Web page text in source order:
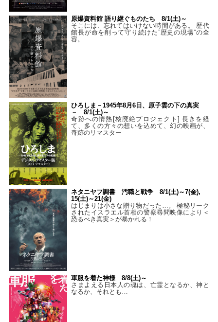
原爆資料館 語り継ぐものたち 8/1(土)～
そこには、忘れてはいけない時間がある。 歴代
館長が命を削って守り続けた”歴史の現場”の全
容。
ひろしま－1945年8月6日、原子雲の下の真実
－ 8/1(土)～
奇跡への情熱[核廃絶プロジェクト] 長きを経
て、多くの方々の想いを込めて、幻の映画が、
奇跡のリマスター
ネタニヤフ調書 汚職と戦争 8/1(土)～7(金),
15(土)～21(金)
はじまりは小さな贈り物だった…。 極秘リーク
されたイスラエル首相の警察尋問映像により＜
恐るべき真実＞が暴かれる！
軍服を着た神様 8/8(土)～
さまよえる日本人の魂は、亡霊となるか、神と
なるか、それとも…